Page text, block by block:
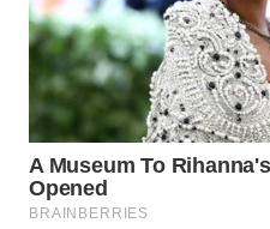
WN
CIANJUR
WN
KEPULAUAN
SERIBU
WN